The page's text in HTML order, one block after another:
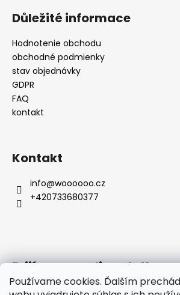
Používame cookies. Ďalším
Důležité informace
Hodnotenie obchodu
obchodné podmienky
stav objednávky
GDPR
FAQ
kontakt
Kontakt
info@woooooo.cz
+420733680377
Prijímame online platby